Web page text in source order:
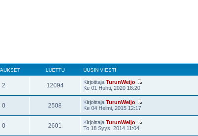
LUETTU UUSIN VIESTI
2 12094 KirjoittajaTurunWeijo
Ke 01 Huhti, 2020 18:20
0 2508 KirjoittajaTurunWeijo
Ke 04 Helmi, 2015 12:17
0 2601 KirjoittajaTurunWeijo
To 18 Syys, 2014 11:04